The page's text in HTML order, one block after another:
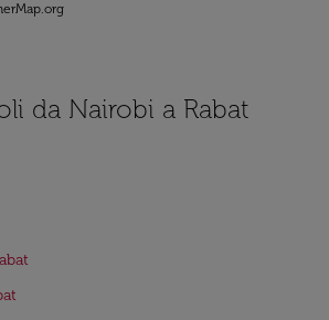
da Nairobi a Rabat